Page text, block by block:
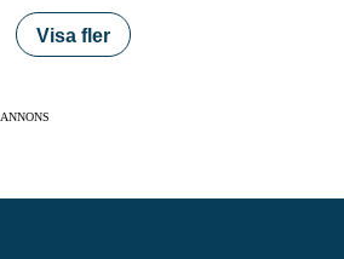
Visa fler
ANNONS